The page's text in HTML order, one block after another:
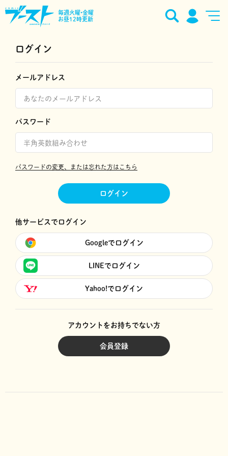
毎週火曜•金曜
お昼12時更新
ログイン
メールアドレス
パスワード
パスワードの変更、または忘れた方はこちら
ログイン
他サービスでログイン
Googleでログイン
LINEでログイン
Yahoo!でログイン
アカウントをお持ちでない方
会員登録